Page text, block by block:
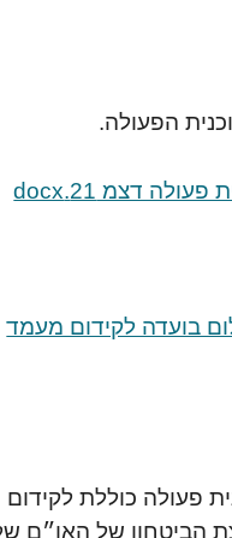
הפעולה.
עמדת נשים עושות שלום בנושא גיבוש תוכנית פעולה דצמ 21.docx
בועדה לקידום מעמד
פעולה כוללת לקידום
החלטה 1325 של מועצת הביטחון של האו״ם